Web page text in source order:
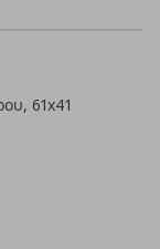
61x41